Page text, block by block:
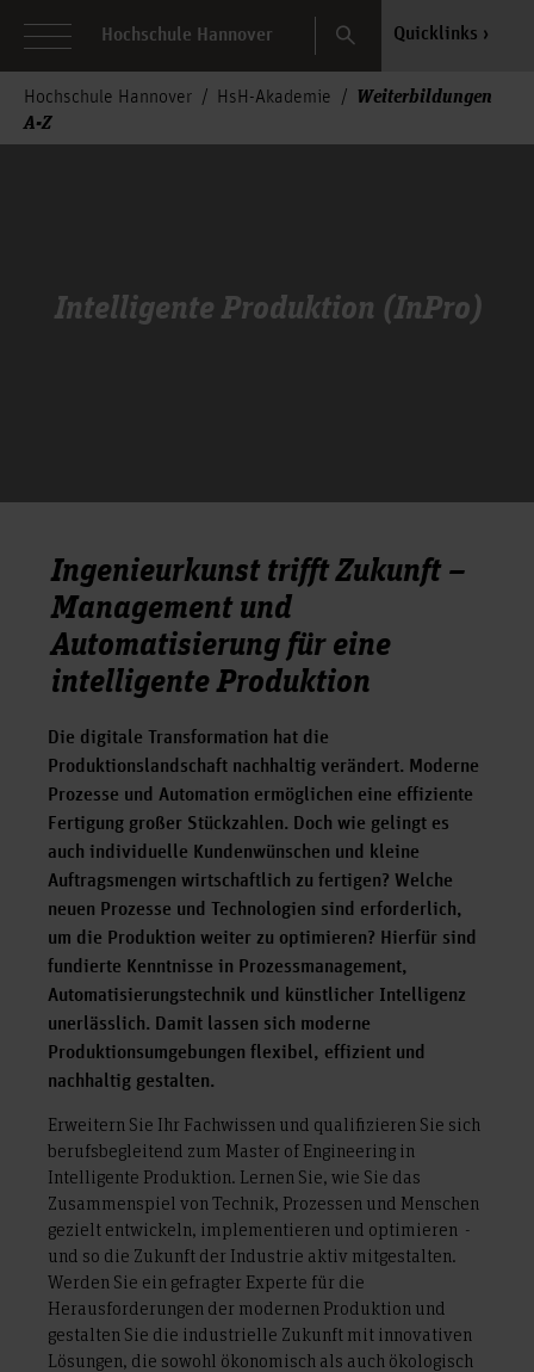
Hochschule Hannover Search Quicklinks
Hochschule Hannover HsH-Akademie
Weiterbildungen
A-Z
Intelligente Produktion (InPro)
Ingenieurkunst trifft Zukunft –
Management und
Automatisierung für eine
intelligente Produktion
Die digitale Transformation hat die
Produktionslandschaft nachhaltig verändert. Moderne
Prozesse und Automation ermöglichen eine effiziente
Fertigung großer Stückzahlen. Doch wie gelingt es
auch individuelle Kundenwünschen und kleine
Auftragsmengen wirtschaftlich zu fertigen? Welche
neuen Prozesse und Technologien sind erforderlich,
um die Produktion weiter zu optimieren? Hierfür sind
fundierte Kenntnisse in Prozessmanagement,
Automatisierungstechnik und künstlicher Intelligenz
unerlässlich. Damit lassen sich moderne
Produktionsumgebungen flexibel, effizient und
nachhaltig gestalten.
Erweitern Sie Ihr Fachwissen und qualifizieren Sie sich
berufsbegleitend zum Master of Engineering in
Intelligente Produktion. Lernen Sie, wie Sie das
Zusammenspiel von Technik, Prozessen und Menschen
gezielt entwickeln, implementieren und optimieren -
und so die Zukunft der Industrie aktiv mitgestalten.
Werden Sie ein gefragter Experte für die
Herausforderungen der modernen Produktion und
gestalten Sie die industrielle Zukunft mit innovativen
Lösungen, die sowohl ökonomisch als auch ökologisch